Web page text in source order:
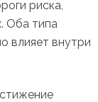
риска,
Оба типа
влияет внутри